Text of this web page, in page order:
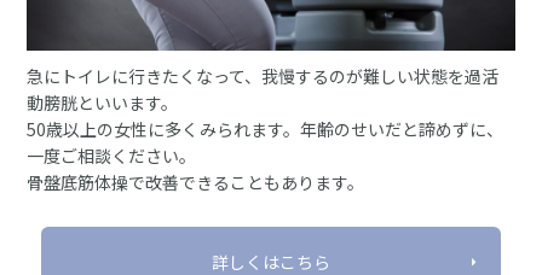
急にトイレに行きたくなって、我慢するのが難しい状態を過活
動膀胱といいます。
50歳以上の女性に多くみられます。年齢のせいだと諦めずに、
一度ご相談ください。
骨盤底筋体操で改善できることもあります。
詳しくはこちら